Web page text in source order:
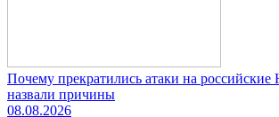
Почему прекратились атаки на
назвали причины
08.08.2026